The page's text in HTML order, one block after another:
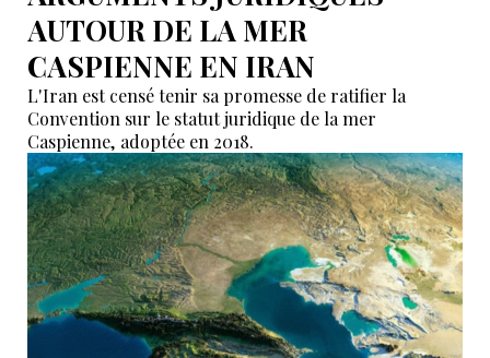
AUTOUR DE LA MER
CASPIENNE EN IRAN
L'Iran est censé tenir sa promesse de ratifier la
Convention sur le statut juridique de la mer
Caspienne, adoptée en 2018.